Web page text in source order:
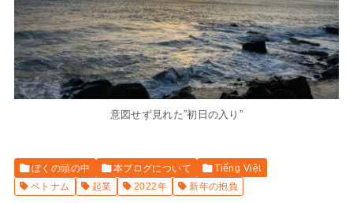
意図せず見れた”初日の入り”
ぼくの頭の中 本ブログについて
Tiếng Việt
ベトナム
起業 2022年 新年の抱負